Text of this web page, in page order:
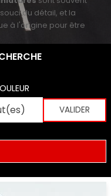
du détail, et la
à l'origine pour être